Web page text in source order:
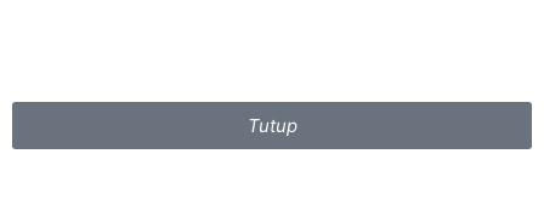
Tutup